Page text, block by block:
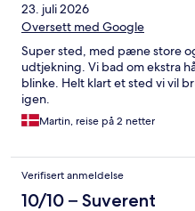
23. juli 2026
Oversett med Google
Super sted, med pæne store
udtjekning. Vi bad om ekstra
blinke. Helt klart et sted vi vil
igen.
Martin, reise på 2 netter
Verifisert anmeldelse
10/10 – Suverent